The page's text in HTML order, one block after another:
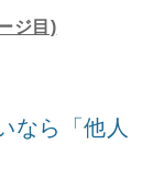
ジ目)
なら「他人